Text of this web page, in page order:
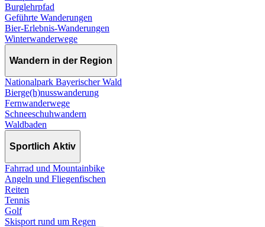
Burglehrpfad
Geführte Wanderungen
Bier-Erlebnis-Wanderungen
Winterwanderwege
Wandern in der Region
Nationalpark Bayerischer Wald
Bierge(h)nusswanderung
Fernwanderwege
Schneeschuhwandern
Waldbaden
Sportlich Aktiv
Fahrrad und Mountainbike
Angeln und Fliegenfischen
Reiten
Tennis
Golf
Skisport rund um Regen